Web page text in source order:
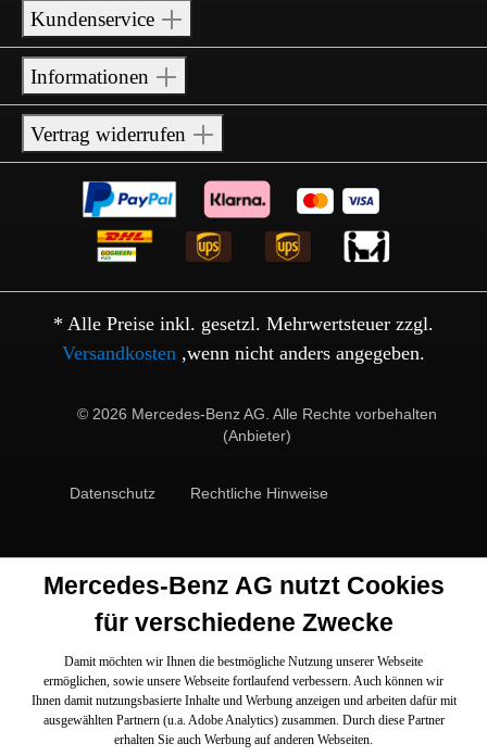
Kundenservice
Informationen
Vertrag widerrufen
* Alle Preise inkl. gesetzl. Mehrwertsteuer zzgl.
Versandkosten ,wenn nicht anders angegeben.
© 2026 Mercedes-Benz AG. Alle Rechte vorbehalten
(Anbieter)
Datenschutz Rechtliche Hinweise
Mercedes-Benz AG nutzt Cookies
für verschiedene Zwecke
Damit möchten wir Ihnen die bestmögliche Nutzung unserer Webseite
ermöglichen, sowie unsere Webseite fortlaufend verbessern. Auch können wir
Ihnen damit nutzungsbasierte Inhalte und Werbung anzeigen und arbeiten dafür mit
ausgewählten Partnern (u.a. Adobe Analytics) zusammen. Durch diese Partner
erhalten Sie auch Werbung auf anderen Webseiten.